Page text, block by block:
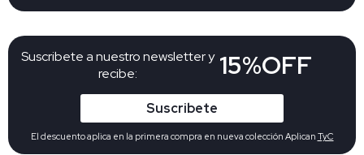
Suscribete a nuestro newsletter y
recibe:
15%OFF
Suscribete
El descuento aplica en la primera compra en nueva colección Aplican TyC